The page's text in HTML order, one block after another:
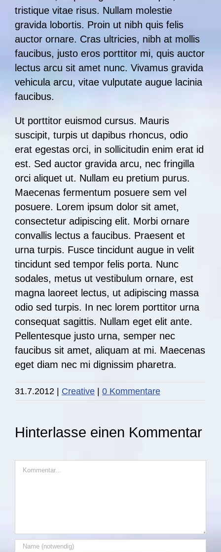
tristique vitae risus. Nullam molestie
gravida lobortis. Proin ut nibh quis felis
auctor ornare. Cras ultricies, nibh at mollis
faucibus, justo eros porttitor mi, quis auctor
lectus arcu sit amet nunc. Vivamus gravida
vehicula arcu, vitae vulputate augue lacinia
faucibus.
Ut porttitor euismod cursus. Mauris
suscipit, turpis ut dapibus rhoncus, odio
erat egestas orci, in sollicitudin enim erat id
est. Sed auctor gravida arcu, nec fringilla
orci aliquet ut. Nullam eu pretium purus.
Maecenas fermentum posuere sem vel
posuere. Lorem ipsum dolor sit amet,
consectetur adipiscing elit. Morbi ornare
convallis lectus a faucibus. Praesent et
urna turpis. Fusce tincidunt augue in velit
tincidunt sed tempor felis porta. Nunc
sodales, metus ut vestibulum ornare, est
magna laoreet lectus, ut adipiscing massa
odio sed turpis. In nec lorem porttitor urna
consequat sagittis. Nullam eget elit ante.
Pellentesque justo urna, semper nec
faucibus sit amet, aliquam at mi. Maecenas
eget diam nec mi dignissim pharetra.
31.7.2012 | Creative | 0 Kommentare
Hinterlasse einen Kommentar
Kommentar